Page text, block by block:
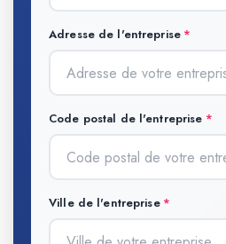
Adresse de l'entreprise
Code postal de l'entreprise
Ville de l'entreprise